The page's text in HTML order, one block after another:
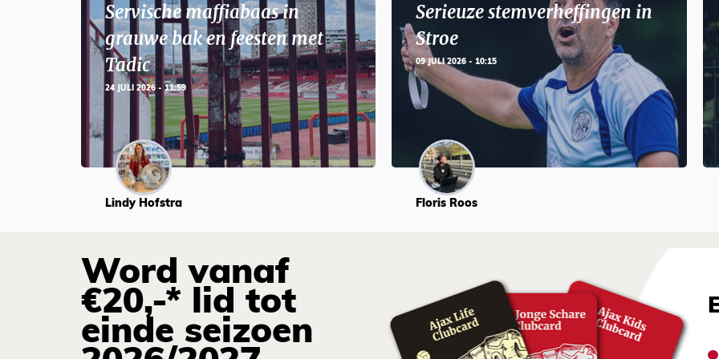
Servische maffiabaas in
grauwe bak en feesten met
Tadic
24 JULI 2026 - 11:59
Lindy Hofstra
Serieuze stemverheffingen in
Stroe
09 JULI 2026 - 10:15
Floris Roos
Word vanaf
€20,-* lid tot
einde seizoen